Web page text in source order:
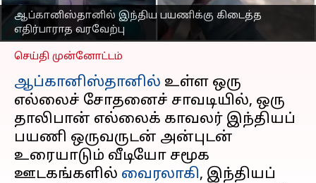
ஆப்கானிஸ்தானில் இந்திய பயணிக்கு கிடைத்த
எதிர்பாராத வரவேற்பு
எழுதியவர் Sekar Chinnappan Oct 09, 2025 07:25 pm
செய்தி முன்னோட்டம்
ஆப்கானிஸ்தானில் உள்ள ஒரு
எல்லைச் சோதனைச் சாவடியில், ஒரு
தாலிபான் எல்லைக் காவலர் இந்தியப்
பயணி ஒருவருடன் அன்புடன்
உரையாடும் வீடியோ சமூக
ஊடகங்களில் வைரலாகி, இந்தியப்